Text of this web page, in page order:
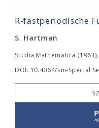
R-fastperiodische
S. Hartman
Studia Mathematica
DOI: 10.4064/sm-Special